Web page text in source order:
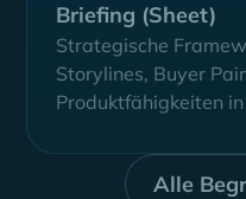
Briefing (Sheet)
Strategische
Storylines, Buyer
Produktfähigkeiten
übersetzt
Alle